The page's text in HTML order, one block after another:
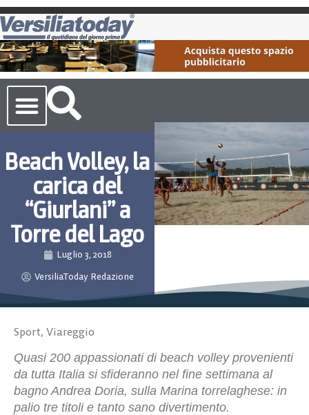
Beach Volley, la
carica del
“Giurlani” a
Torre del Lago
Luglio 3, 2018
VersiliaToday Redazione
Sport, Viareggio
Quasi 200 appassionati di beach volley provenienti
da tutta Italia si sfideranno nel fine settimana al
bagno Andrea Doria, sulla Marina torrelaghese: in
palio tre titoli e tanto sano divertimento.